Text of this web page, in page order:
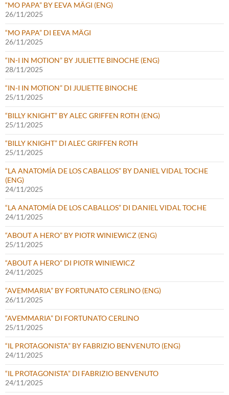
“MO PAPA” BY EEVA MÄGI (ENG)
26/11/2025
“MO PAPA” DI EEVA MÄGI
26/11/2025
“IN-I IN MOTION” BY JULIETTE BINOCHE (ENG)
28/11/2025
“IN-I IN MOTION” DI JULIETTE BINOCHE
25/11/2025
“BILLY KNIGHT” BY ALEC GRIFFEN ROTH (ENG)
25/11/2025
“BILLY KNIGHT” DI ALEC GRIFFEN ROTH
25/11/2025
“LA ANATOMÍA DE LOS CABALLOS” BY DANIEL VIDAL TOCHE
(ENG)
24/11/2025
“LA ANATOMÍA DE LOS CABALLOS” DI DANIEL VIDAL TOCHE
24/11/2025
“ABOUT A HERO” BY PIOTR WINIEWICZ (ENG)
25/11/2025
“ABOUT A HERO” DI PIOTR WINIEWICZ
24/11/2025
“AVEMMARIA” BY FORTUNATO CERLINO (ENG)
26/11/2025
“AVEMMARIA” DI FORTUNATO CERLINO
25/11/2025
“IL PROTAGONISTA” BY FABRIZIO BENVENUTO (ENG)
24/11/2025
“IL PROTAGONISTA” DI FABRIZIO BENVENUTO
24/11/2025